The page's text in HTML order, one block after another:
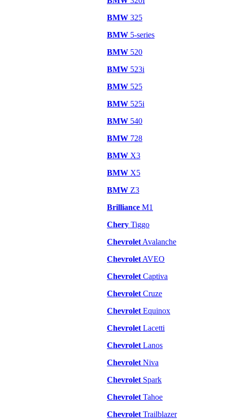
BMW 325
BMW 5-series
BMW 520
BMW 523i
BMW 525
BMW 525i
BMW 540
BMW 728
BMW X3
BMW X5
BMW Z3
Brilliance M1
Chery Tiggo
Chevrolet Avalanche
Chevrolet AVEO
Chevrolet Captiva
Chevrolet Cruze
Chevrolet Equinox
Chevrolet Lacetti
Chevrolet Lanos
Chevrolet Niva
Chevrolet Spark
Chevrolet Tahoe
Chevrolet Trailblazer